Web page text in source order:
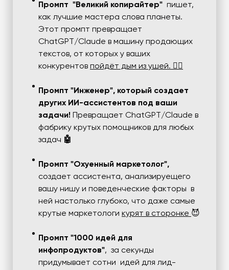
Промпт "Великий копирайтер" пишет,
как лучшие мастера слова планеты.
Этот промпт превращает
ChatGPT/Claude в машину продающих
текстов, от которых у ваших
конкурентов пойдёт дым из ушей. ✍🏻
Промпт "Инженер", который создает
других ИИ-ассистентов под ваши
задачи! Превращает ChatGPT/Claude в
фабрику крутых помощников для любых
задач 🤖
Промпт "Охуенный маркетолог",
создает ассистента, анализируещего
вашу нишу и поведенческие факторы в
ней настолько глубоко, что даже самые
крутые маркетологи курят в сторонке 😈
Промпт "1000 идей для
инфопродуктов", за секунды
придумывает сотни идей для лид-